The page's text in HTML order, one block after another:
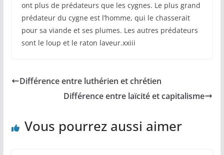
ont plus de prédateurs que les cygnes. Le plus grand
prédateur du cygne est l’homme, qui le chasserait
pour sa viande et ses plumes. Les autres prédateurs
sont le loup et le raton laveur.xxiii
Différence entre luthérien et chrétien
Différence entre laïcité et capitalisme
Vous pourrez aussi aimer